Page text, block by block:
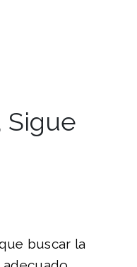
Sigue
buscar la